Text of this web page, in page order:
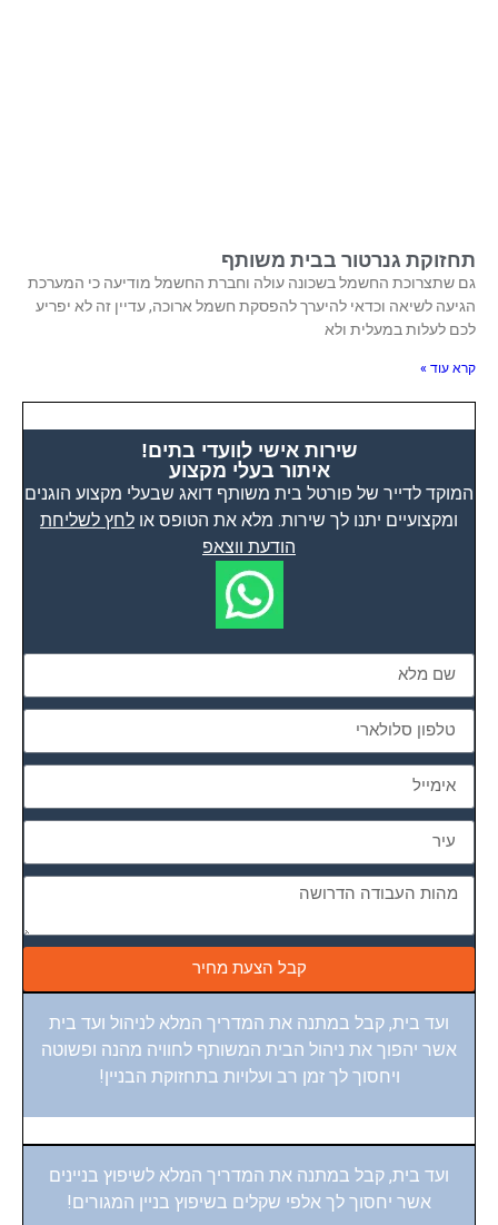
תחזוקת גנרטור בבית משותף
גם שתצרוכת החשמל בשכונה עולה וחברת החשמל מודיעה כי המערכת
הגיעה לשיאה וכדאי להיערך להפסקת חשמל ארוכה, עדיין זה לא יפריע
לכם לעלות במעלית ולא
קרא עוד »
שירות אישי לוועדי בתים!
איתור בעלי מקצוע
המוקד לדייר של פורטל בית משותף דואג שבעלי מקצוע הוגנים
ומקצועיים יתנו לך שירות. מלא את הטופס או לחץ לשליחת
הודעת ווצאפ
קבל הצעת מחיר
ועד בית, קבל במתנה את המדריך המלא לניהול ועד בית
אשר יהפוך את ניהול הבית המשותף לחוויה מהנה ופשוטה
ויחסוך לך זמן רב ועלויות בתחזוקת הבניין!
ועד בית, קבל במתנה את המדריך המלא לשיפוץ בניינים
אשר יחסוך לך אלפי שקלים בשיפוץ בניין המגורים!